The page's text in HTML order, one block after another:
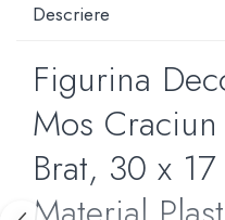
Descriere
Figurina
Mos
Brat, 30 x